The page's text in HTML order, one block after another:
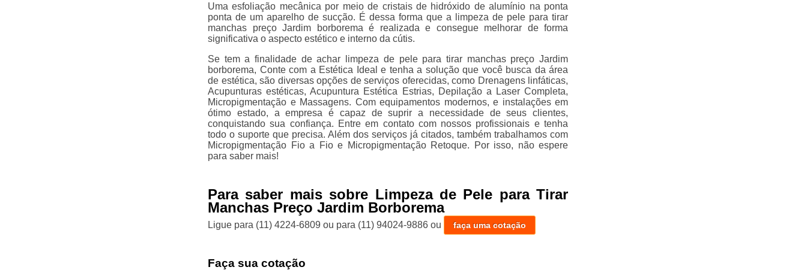
Uma esfoliação mecânica por meio de cristais de hidróxido de alumínio na ponta
ponta de um aparelho de sucção. É dessa forma que a limpeza de pele para tirar
manchas preço Jardim borborema é realizada e consegue melhorar de forma
significativa o aspecto estético e interno da cútis.
Se tem a finalidade de achar limpeza de pele para tirar manchas preço Jardim
borborema, Conte com a Estética Ideal e tenha a solução que você busca da área
de estética, são diversas opções de serviços oferecidas, como Drenagens linfáticas,
Acupunturas estéticas, Acupuntura Estética Estrias, Depilação a Laser Completa,
Micropigmentação e Massagens. Com equipamentos modernos, e instalações em
ótimo estado, a empresa é capaz de suprir a necessidade de seus clientes,
conquistando sua confiança. Entre em contato com nossos profissionais e tenha
todo o suporte que precisa. Além dos serviços já citados, também trabalhamos com
Micropigmentação Fio a Fio e Micropigmentação Retoque. Por isso, não espere
para saber mais!
Para saber mais sobre Limpeza de Pele para Tirar
Manchas Preço Jardim Borborema
Ligue para (11) 4224-6809 ou para (11) 94024-9886 ou faça uma cotação
Faça sua cotação